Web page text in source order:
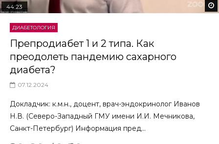
44:23
ДИАБЕТОЛОГИЯ
Препродиабет 1 и 2 типа. Как
преодолеть пандемию сахарного
диабета?
07.12.2024
Докладчик: к.м.н., доцент, врач-эндокринолог Иванов
Н.В. (Северо-Западный ГМУ имени И.И. Мечникова,
Санкт-Петербург) Информация пред...